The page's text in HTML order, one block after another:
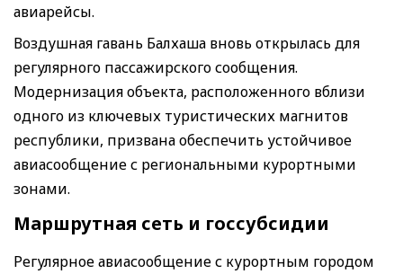
авиарейсы.
Воздушная гавань Балхаша вновь открылась для
регулярного пассажирского сообщения.
Модернизация объекта, расположенного вблизи
одного из ключевых туристических магнитов
республики, призвана обеспечить устойчивое
авиасообщение с региональными курортными
зонами.
Маршрутная сеть и госсубсидии
Регулярное авиасообщение с курортным городом